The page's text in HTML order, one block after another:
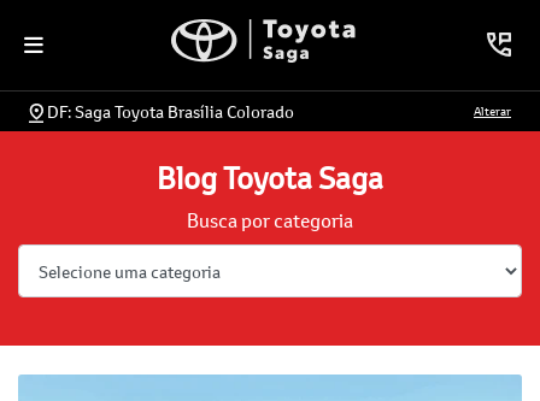
DF: Saga Toyota Brasília Colorado Alterar
Blog Toyota Saga
Busca por categoria